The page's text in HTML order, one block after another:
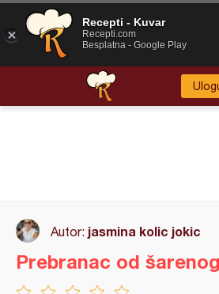
Autor: jasmina kolic jokic
Prebranac od
Recepti - Kuvar
Recepti.com
Besplatna - Google Play